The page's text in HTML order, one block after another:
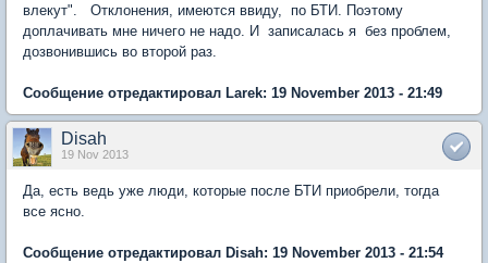
влекут". Отклонения, имеются ввиду, по БТИ. Поэтому
доплачивать мне ничего не надо. И записалась я без проблем,
дозвонившись во второй раз.
Сообщение отредактировал Larek: 19 November 2013 - 21:49
Disah
19 Nov 2013
Да, есть ведь уже люди, которые после БТИ приобрели, тогда
все ясно.
Сообщение отредактировал Disah: 19 November 2013 - 21:54